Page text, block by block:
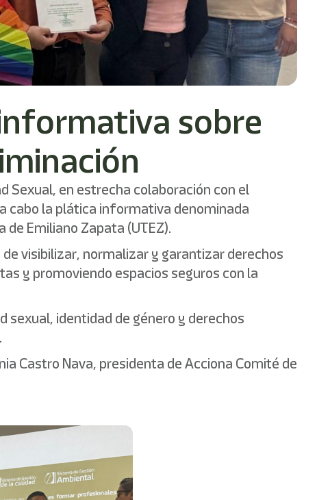
sobre
Sexual, en estrecha colaboración con el
cabo la plática informativa denominada
Emiliano Zapata (UTEZ).
visibilizar, normalizar y garantizar derechos
y promoviendo espacios seguros con la
identidad de género y derechos
Castro Nava, presidenta de Acciona Comité de